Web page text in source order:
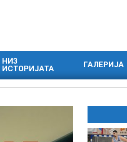
НИЗ
ИСТОРИЈАТА
ГАЛЕРИЈА